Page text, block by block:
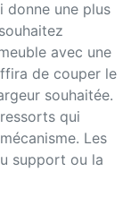
donne une plus
avec une
de couper le
souhaitée.
qui
Les
support ou la